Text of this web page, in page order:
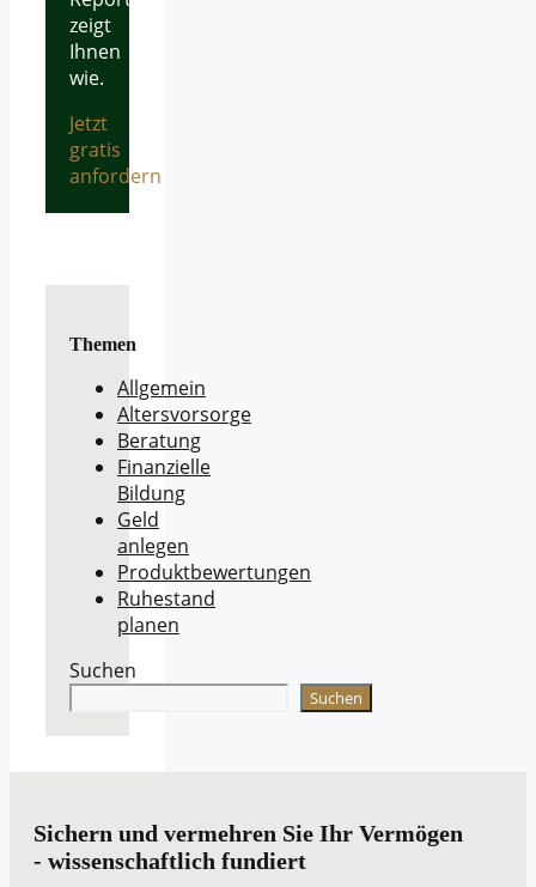
zeigt
Ihnen
wie.
Jetzt
gratis
anfordern
Themen
Allgemein
Altersvorsorge
Beratung
Finanzielle
Bildung
Geld
anlegen
Produktbewertungen
Ruhestand
planen
Suchen
Suchen
Sichern und vermehren Sie Ihr Vermögen
- wissenschaftlich fundiert